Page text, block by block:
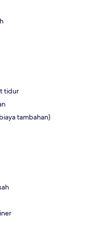
tidur
tambahan)